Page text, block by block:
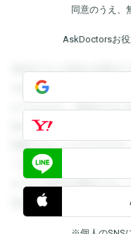
同意のうえ、
AskDoctorsお
登録すると回答を閲覧
を閲覧することができ
ができます。登録する
録すると回答を閲覧す
閲覧することができま
できます。登録すると
すると回答を閲覧する
覧することができます。